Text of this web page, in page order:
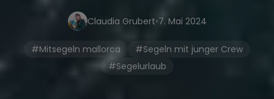
Claudia Grubert•7. Mai 2024
#Mitsegeln mallorca
#Segeln mit junger Crew
#Segelurlaub